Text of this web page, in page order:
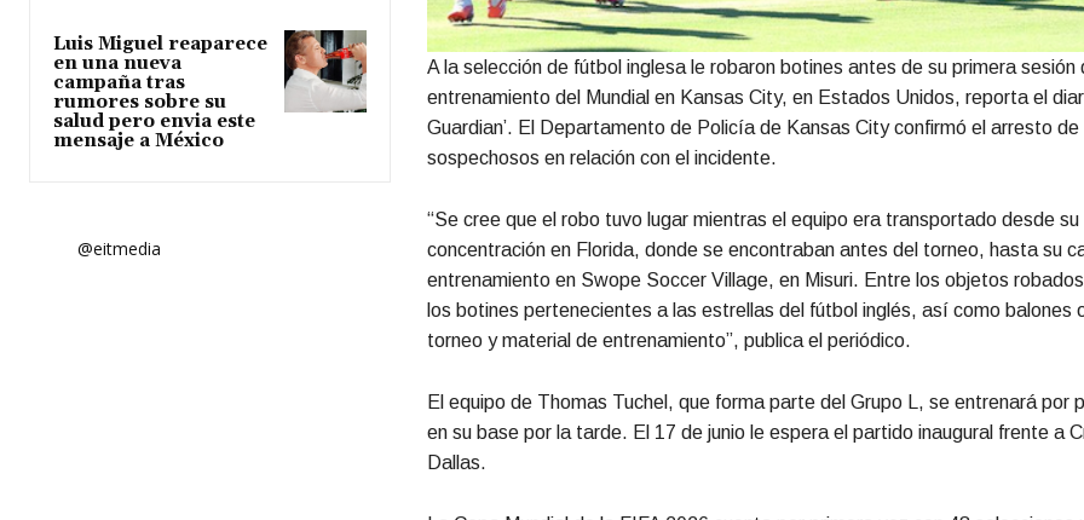
Luis Miguel reaparece
en una nueva
campaña tras
rumores sobre su
salud pero envia este
mensaje a México
@eitmedia
A la selección de fútbol inglesa le robaron botines antes de su primera sesión
entrenamiento del Mundial en Kansas City, en Estados Unidos, reporta el
Guardian’. El Departamento de Policía de Kansas City confirmó el arresto de
sospechosos en relación con el incidente.
“Se cree que el robo tuvo lugar mientras el equipo era transportado desde
concentración en Florida, donde se encontraban antes del torneo, hasta su
entrenamiento en Swope Soccer Village, en Misuri. Entre los objetos
los botines pertenecientes a las estrellas del fútbol inglés, así como balones
torneo y material de entrenamiento”, publica el periódico.
El equipo de Thomas Tuchel, que forma parte del Grupo L, se entrenará por
en su base por la tarde. El 17 de junio le espera el partido inaugural frente a
Dallas.